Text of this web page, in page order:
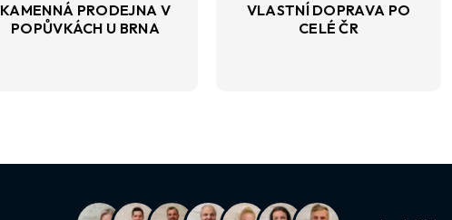
KAMENNÁ PRODEJNA V
POPŮVKÁCH U BRNA
VLASTNÍ DOPRAVA PO
CELÉ ČR